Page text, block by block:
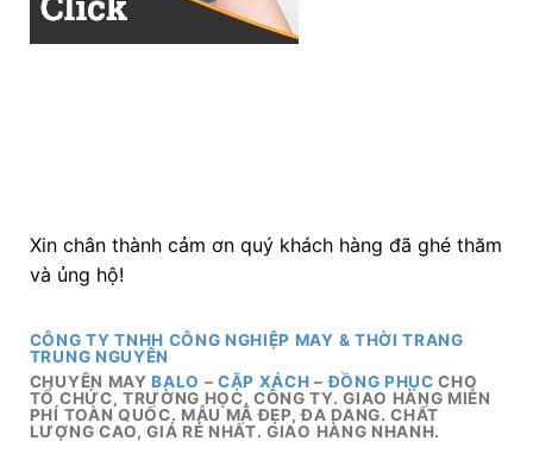
Xin chân thành cảm ơn quý khách hàng đã ghé thăm
và ủng hộ!
CÔNG TY TNHH CÔNG NGHIỆP MAY & THỜI TRANG
TRUNG NGUYÊN
CHUYÊN MAYBALO –CẶP XÁCH –ĐỒNG PHỤC CHO
TỔ CHỨC, TRƯỜNG HỌC, CÔNG TY. GIAO HÀNG MIỄN
PHÍ TOÀN QUỐC. MẪU MÃ ĐẸP, ĐA DANG. CHẤT
LƯỢNG CAO, GIÁ RẺ NHẤT. GIAO HÀNG NHANH.